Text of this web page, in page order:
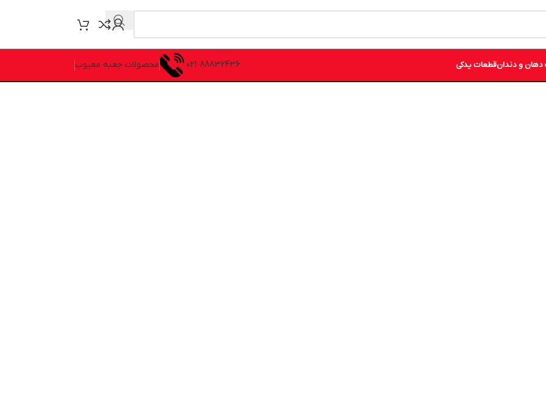
و دندانقطعات یدکی 021-88832436 محصولات جعبه معیوب